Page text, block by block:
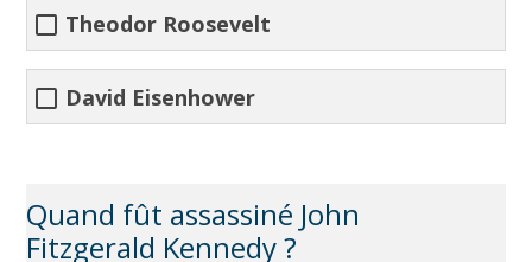
Theodor Roosevelt
David Eisenhower
Quand fût assassiné John
Fitzgerald Kennedy ?